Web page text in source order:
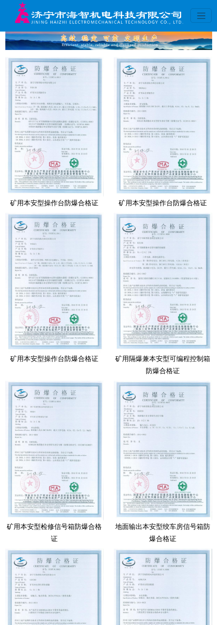
矿用本安型操作台防爆合格证 矿用本安型操作台防爆合格证
矿用本安型操作台防爆合格证
矿用隔爆兼本安型可编程控制箱
防爆合格证
矿用本安型检修信号箱防爆合格
证
地面输出本安型绞车房信号箱防
爆合格证